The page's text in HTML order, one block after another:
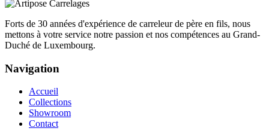
Forts de 30 années d'expérience de carreleur de père en fils, nous
mettons à votre service notre passion et nos compétences au Grand-
Duché de Luxembourg.
Navigation
Accueil
Collections
Showroom
Contact